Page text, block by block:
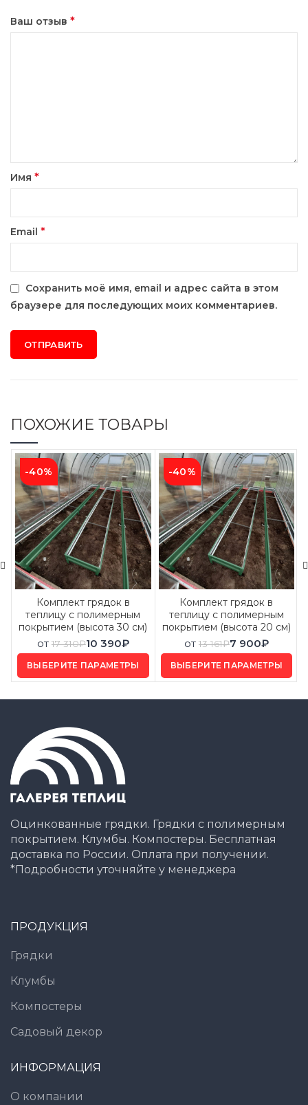
Ваш отзыв *
Имя *
Email *
Сохранить моё имя, email и адрес сайта в этом
браузере для последующих моих комментариев.
ПОХОЖИЕ ТОВАРЫ
-40%
Комплект грядок в
теплицу с полимерным
покрытием (высота 30 см)
от 17 310₽10 390₽
ВЫБЕРИТЕ ПАРАМЕТРЫ
-40%
Комплект грядок в
теплицу с полимерным
покрытием (высота 20 см)
от 13 161₽7 900₽
ВЫБЕРИТЕ ПАРАМЕТРЫ
Оцинкованные грядки. Грядки с полимерным
покрытием. Клумбы. Компостеры. Бесплатная
доставка по России. Оплата при получении.
*Подробности уточняйте у менеджера
ПРОДУКЦИЯ
Грядки
Клумбы
Компостеры
Садовый декор
ИНФОРМАЦИЯ
О компании